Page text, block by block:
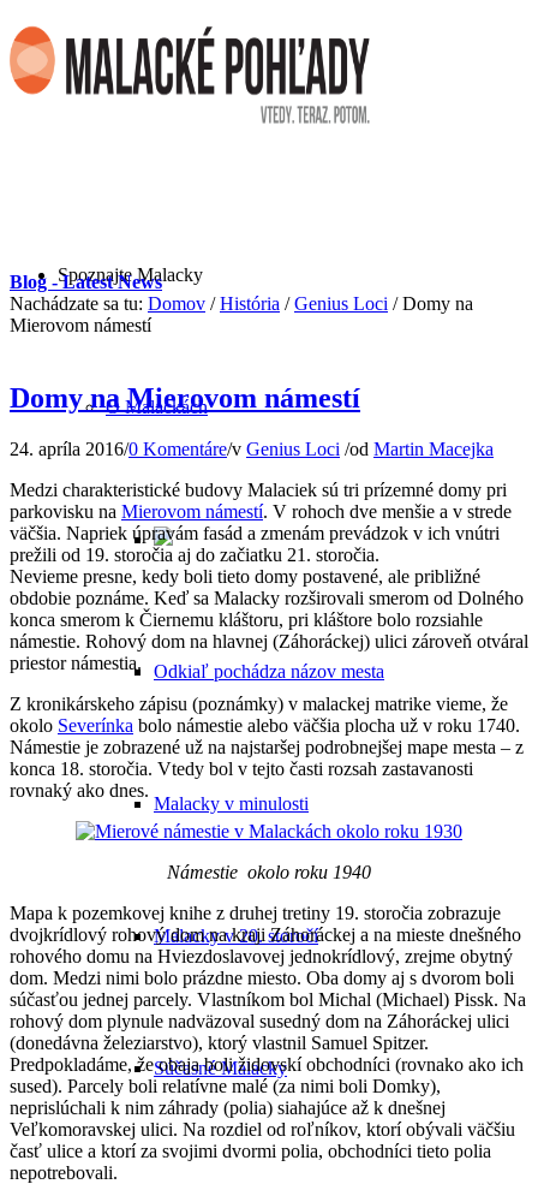
Spoznajte Malacky
O Malackách
Odkiaľ pochádza názov mesta
Malacky v minulosti
Malacky v 20. storočí
Súčasné Malacky
Blog - Latest News
Nachádzate sa tu: Domov / História / Genius Loci / Domy na
Mierovom námestí
Domy na Mierovom námestí
24. apríla 2016/0 Komentáre/v Genius Loci /od Martin Macejka
Medzi charakteristické budovy Malaciek sú tri prízemné domy pri
parkovisku na Mierovom námestí. V rohoch dve menšie a v strede
väčšia. Napriek úpravám fasád a zmenám prevádzok v ich vnútri
prežili od 19. storočia aj do začiatku 21. storočia.
Nevieme presne, kedy boli tieto domy postavené, ale približné
obdobie poznáme. Keď sa Malacky rozširovali smerom od Dolného
konca smerom k Čiernemu kláštoru, pri kláštore bolo rozsiahle
námestie. Rohový dom na hlavnej (Záhoráckej) ulici zároveň otváral
priestor námestia.
Z kronikárskeho zápisu (poznámky) v malackej matrike vieme, že
okolo Severínka bolo námestie alebo väčšia plocha už v roku 1740.
Námestie je zobrazené už na najstaršej podrobnejšej mape mesta – z
konca 18. storočia. Vtedy bol v tejto časti rozsah zastavanosti
rovnaký ako dnes.
Námestie okolo roku 1940
Mapa k pozemkovej knihe z druhej tretiny 19. storočia zobrazuje
dvojkrídlový rohový dom na kraji Záhoráckej a na mieste dnešného
rohového domu na Hviezdoslavovej jednokrídlový, zrejme obytný
dom. Medzi nimi bolo prázdne miesto. Oba domy aj s dvorom boli
súčasťou jednej parcely. Vlastníkom bol Michal (Michael) Pissk. Na
rohový dom plynule nadväzoval susedný dom na Záhoráckej ulici
(donedávna železiarstvo), ktorý vlastnil Samuel Spitzer.
Predpokladáme, že obaja boli židovskí obchodníci (rovnako ako ich
sused). Parcely boli relatívne malé (za nimi boli Domky),
neprislúchali k nim záhrady (polia) siahajúce až k dnešnej
Veľkomoravskej ulici. Na rozdiel od roľníkov, ktorí obývali väčšiu
časť ulice a ktorí za svojimi dvormi polia, obchodníci tieto polia
nepotrebovali.